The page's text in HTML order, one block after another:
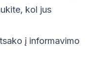
kol jus
į informavimo